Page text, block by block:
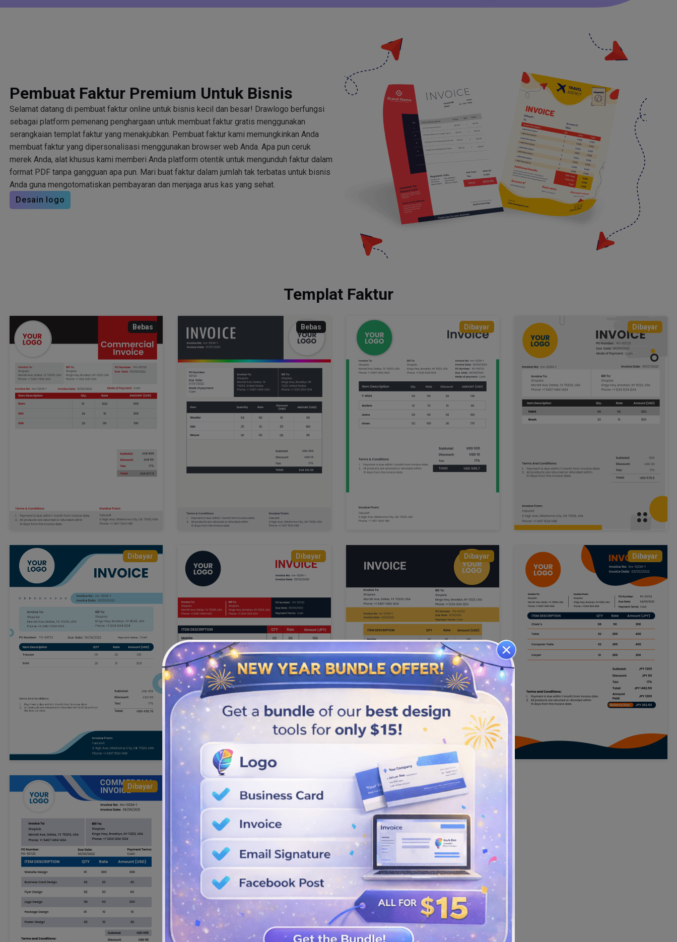
Pembuat Faktur Premium Untuk Bisnis
Selamat datang di pembuat faktur online untuk bisnis kecil dan besar! Drawlogo berfungsi
sebagai platform pemenang penghargaan untuk membuat faktur gratis menggunakan
serangkaian templat faktur yang menakjubkan. Pembuat faktur kami memungkinkan Anda
membuat faktur yang dipersonalisasi menggunakan browser web Anda. Apa pun ceruk
merek Anda, alat khusus kami memberi Anda platform otentik untuk mengunduh faktur dalam
format PDF tanpa gangguan apa pun. Mari buat faktur dalam jumlah tak terbatas untuk bisnis
Anda guna mengotomatiskan pembayaran dan menjaga arus kas yang sehat.
Desain logo
Templat Faktur
Bebas Bebas Dibayar Dibayar
Dibayar Dibayar Dibayar Dibayar
Dibayar